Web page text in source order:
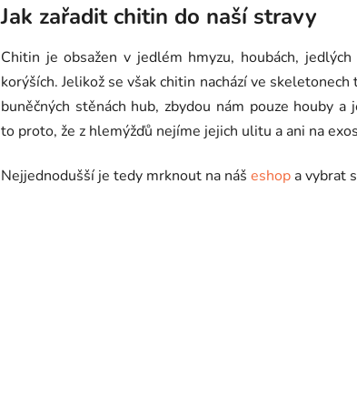
Jak zařadit chitin do naší stravy
Chitin je obsažen v jedlém hmyzu, houbách, jedlých
korýších. Jelikož se však chitin nachází ve
buněčných stěnách hub, zbydou nám pouze houby a
to proto, že z hlemýžďů nejíme jejich ulitu a ani na
Nejjednodušší je tedy mrknout na náš eshop a vybrat